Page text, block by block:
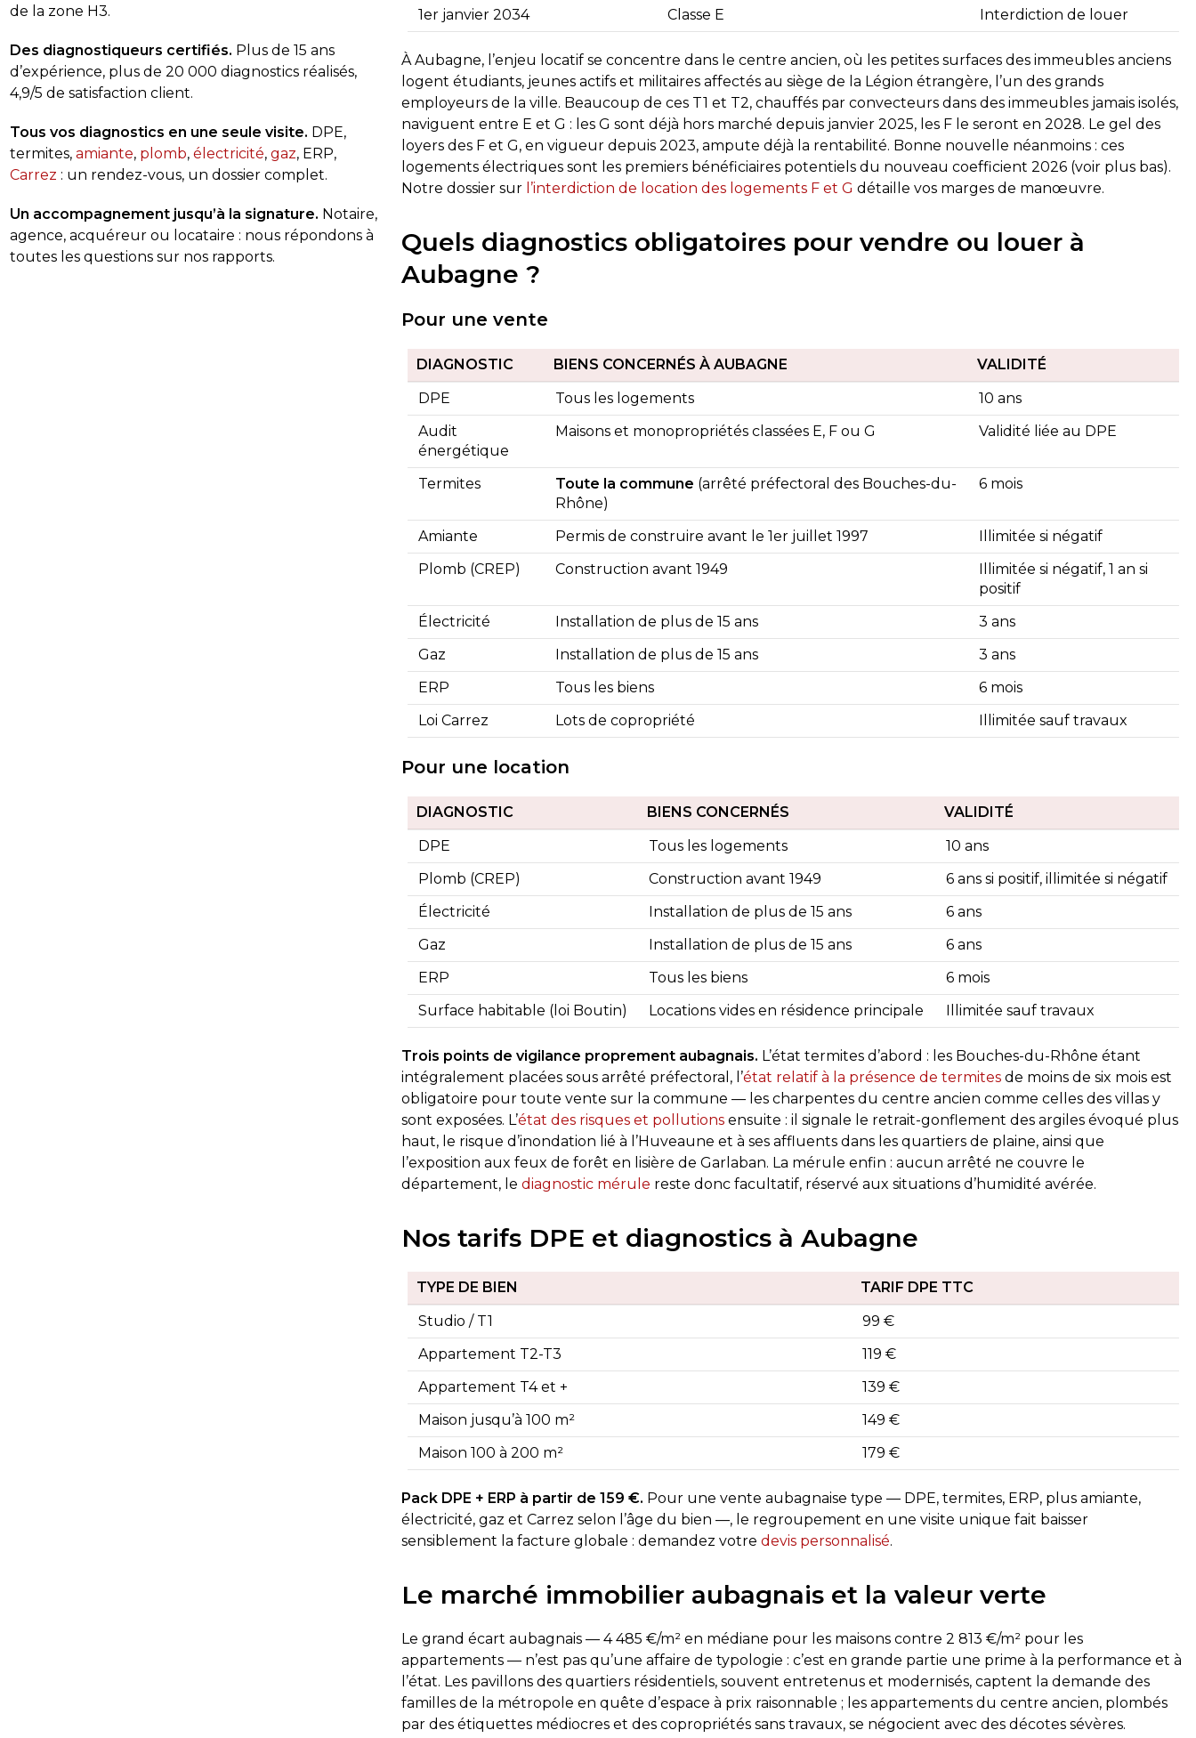
de la zone H3.
Des diagnostiqueurs certifiés. Plus de 15 ans
d’expérience, plus de 20 000 diagnostics réalisés,
4,9/5 de satisfaction client.
Tous vos diagnostics en une seule visite. DPE,
termites, amiante, plomb, électricité, gaz, ERP,
Carrez : un rendez-vous, un dossier complet.
Un accompagnement jusqu’à la signature. Notaire,
agence, acquéreur ou locataire : nous répondons à
toutes les questions sur nos rapports.
1er janvier 2034
Classe E Interdiction de louer
À Aubagne, l’enjeu locatif se concentre dans le centre ancien, où les petites surfaces des immeubles anciens
logent étudiants, jeunes actifs et militaires affectés au siège de la Légion étrangère, l’un des grands
employeurs de la ville. Beaucoup de ces T1 et T2, chauffés par convecteurs dans des immeubles jamais isolés,
naviguent entre E et G : les G sont déjà hors marché depuis janvier 2025, les F le seront en 2028. Le gel des
loyers des F et G, en vigueur depuis 2023, ampute déjà la rentabilité. Bonne nouvelle néanmoins : ces
logements électriques sont les premiers bénéficiaires potentiels du nouveau coefficient 2026 (voir plus bas).
Notre dossier sur l’interdiction de location des logements F et G détaille vos marges de manœuvre.
Quels diagnostics obligatoires pour vendre ou louer à
Aubagne ?
Pour une vente
DIAGNOSTIC BIENS CONCERNÉS À AUBAGNE
VALIDITÉ
DPE
Tous les logements
10 ans
Audit
énergétique
Maisons et monopropriétés classées E, F ou G Validité liée au DPE
Termites Toute la commune (arrêté préfectoral des Bouches-du-
Rhône)
6 mois
Amiante Permis de construire avant le 1er juillet 1997
Illimitée si négatif
Plomb (CREP)
Construction avant 1949
Illimitée si négatif, 1 an si
positif
Électricité
Installation de plus de 15 ans
3 ans
Gaz
Installation de plus de 15 ans
3 ans
ERP
Tous les biens
6 mois
Loi Carrez
Lots de copropriété Illimitée sauf travaux
Pour une location
DIAGNOSTIC BIENS CONCERNÉS
VALIDITÉ
DPE
Tous les logements
10 ans
Plomb (CREP)
Construction avant 1949
6 ans si positif, illimitée si négatif
Électricité
Installation de plus de 15 ans
6 ans
Gaz
Installation de plus de 15 ans
6 ans
ERP
Tous les biens
6 mois
Surface habitable (loi Boutin)
Locations vides en résidence principale Illimitée sauf travaux
Trois points de vigilance proprement aubagnais. L’état termites d’abord : les Bouches-du-Rhône étant
intégralement placées sous arrêté préfectoral, l’état relatif à la présence de termites de moins de six mois est
obligatoire pour toute vente sur la commune — les charpentes du centre ancien comme celles des villas y
sont exposées. L’état des risques et pollutions ensuite : il signale le retrait-gonflement des argiles évoqué plus
haut, le risque d’inondation lié à l’Huveaune et à ses affluents dans les quartiers de plaine, ainsi que
l’exposition aux feux de forêt en lisière de Garlaban. La mérule enfin : aucun arrêté ne couvre le
département, lediagnostic mérule reste donc facultatif, réservé aux situations d’humidité avérée.
Nos tarifs DPE et diagnostics à Aubagne
TYPE DE BIEN
TARIF DPE TTC
Studio / T1
99 €
Appartement T2-T3
119 €
Appartement T4 et +
139 €
Maison jusqu’à 100 m²
149 €
Maison 100 à 200 m²
179 €
Pack DPE + ERP à partir de 159 €. Pour une vente aubagnaise type — DPE, termites, ERP, plus amiante,
électricité, gaz et Carrez selon l’âge du bien —, le regroupement en une visite unique fait baisser
sensiblement la facture globale : demandez votredevis personnalisé.
Le marché immobilier aubagnais et la valeur verte
Le grand écart aubagnais — 4 485 €/m² en médiane pour les maisons contre 2 813 €/m² pour les
appartements — n’est pas qu’une affaire de typologie : c’est en grande partie une prime à la performance et à
l’état. Les pavillons des quartiers résidentiels, souvent entretenus et modernisés, captent la demande des
familles de la métropole en quête d’espace à prix raisonnable ; les appartements du centre ancien, plombés
par des étiquettes médiocres et des copropriétés sans travaux, se négocient avec des décotes sévères.